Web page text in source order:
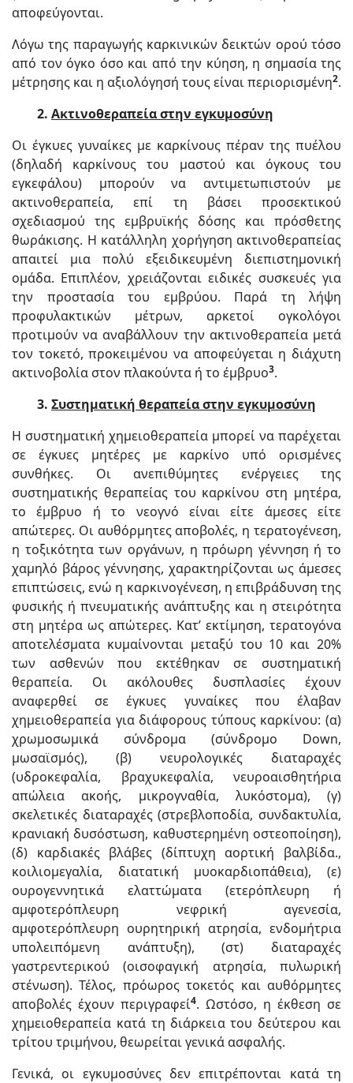
αποφεύγονται.
Λόγω της παραγωγής καρκινικών δεικτών ορού τόσο
από τον όγκο όσο και από την κύηση, η σημασία της
μέτρησης και η αξιολόγησή τους είναι περιορισμένη2.
2. Ακτινοθεραπεία στην εγκυμοσύνη
Οι έγκυες γυναίκες με καρκίνους πέραν της πυέλου
(δηλαδή καρκίνους του μαστού και όγκους του
εγκεφάλου) μπορούν να αντιμετωπιστούν με
ακτινοθεραπεία, επί τη βάσει προσεκτικού
σχεδιασμού της εμβρυϊκής δόσης και πρόσθετης
θωράκισης. Η κατάλληλη χορήγηση ακτινοθεραπείας
απαιτεί μια πολύ εξειδικευμένη διεπιστημονική
ομάδα. Επιπλέον, χρειάζονται ειδικές συσκευές για
την προστασία του εμβρύου. Παρά τη λήψη
προφυλακτικών μέτρων, αρκετοί ογκολόγοι
προτιμούν να αναβάλλουν την ακτινοθεραπεία μετά
τον τοκετό, προκειμένου να αποφεύγεται η διάχυτη
ακτινοβολία στον πλακούντα ή το έμβρυο3.
3. Συστηματική θεραπεία στην εγκυμοσύνη
Η συστηματική χημειοθεραπεία μπορεί να παρέχεται
σε έγκυες μητέρες με καρκίνο υπό ορισμένες
συνθήκες. Οι ανεπιθύμητες ενέργειες της
συστηματικής θεραπείας του καρκίνου στη μητέρα,
το έμβρυο ή το νεογνό είναι είτε άμεσες είτε
απώτερες. Οι αυθόρμητες αποβολές, η τερατογένεση,
η τοξικότητα των οργάνων, η πρόωρη γέννηση ή το
χαμηλό βάρος γέννησης, χαρακτηρίζονται ως άμεσες
επιπτώσεις, ενώ η καρκινογένεση, η επιβράδυνση της
φυσικής ή πνευματικής ανάπτυξης και η στειρότητα
στη μητέρα ως απώτερες. Κατ’ εκτίμηση, τερατογόνα
αποτελέσματα κυμαίνονται μεταξύ του 10 και 20%
των ασθενών που εκτέθηκαν σε συστηματική
θεραπεία. Οι ακόλουθες δυσπλασίες έχουν
αναφερθεί σε έγκυες γυναίκες που έλαβαν
χημειοθεραπεία για διάφορους τύπους καρκίνου: (α)
χρωμοσωμικά σύνδρομα (σύνδρομο Down,
μωσαϊσμός), (β) νευρολογικές διαταραχές
(υδροκεφαλία, βραχυκεφαλία, νευροαισθητήρια
απώλεια ακοής, μικρογναθία, λυκόστομα), (γ)
σκελετικές διαταραχές (στρεβλοποδία, συνδακτυλία,
κρανιακή δυσόστωση, καθυστερημένη οστεοποίηση),
(δ) καρδιακές βλάβες (δίπτυχη αορτική βαλβίδα.,
κοιλιομεγαλία, διατατική μυοκαρδιοπάθεια), (ε)
ουρογεννητικά ελαττώματα (ετερόπλευρη ή
αμφοτερόπλευρη νεφρική αγενεσία,
αμφοτερόπλευρη ουρητηρική ατρησία, ενδομήτρια
υπολειπόμενη ανάπτυξη), (στ) διαταραχές
γαστρεντερικού (οισοφαγική ατρησία, πυλωρική
στένωση). Τέλος, πρόωρος τοκετός και αυθόρμητες
αποβολές έχουν περιγραφεί4. Ωστόσο, η έκθεση σε
χημειοθεραπεία κατά τη διάρκεια του δεύτερου και
τρίτου τριμήνου, θεωρείται γενικά ασφαλής.
Γενικά, οι εγκυμοσύνες δεν επιτρέπονται κατά τη